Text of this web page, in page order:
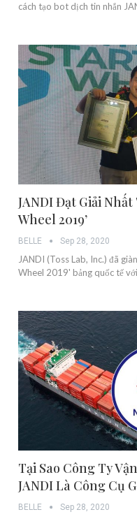
cách tạo bot dịch tin nhắn
JANDI Đạt Giải
Wheel 2019’
BELLE Sep 28, 2020
JANDI (Toss Lab, Inc.) đã
Wheel 2019' bảng quốc tế
Tại Sao Công Ty
JANDI Là Công Cụ
BELLE Sep 28, 2020